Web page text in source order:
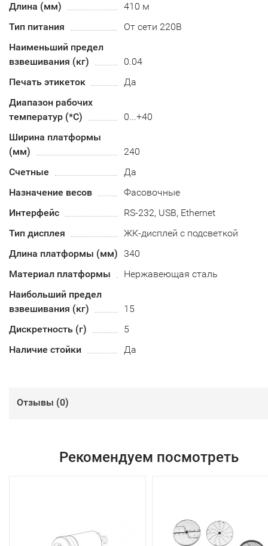
Длина (мм)
410 м
Тип питания
От сети 220В
Наименьший предел
взвешивания (кг)
0.04
Печать этикеток
Да
Диапазон рабочих
температур (*С)
0...+40
Ширина платформы
(мм)
240
Счетные
Да
Назначение весов
Фасовочные
Интерфейс
RS-232, USB, Ethernet
Тип дисплея
ЖК-дисплей с подсветкой
Длина платформы (мм) 340
Материал платформы
Нержавеющая сталь
Наибольший предел
взвешивания (кг)
15
Дискретность (г)
5
Наличие стойки
Да
Отзывы (0)
Рекомендуем посмотреть